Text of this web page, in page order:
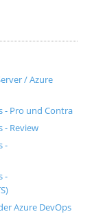
/ Azure
- Pro und Contra
- Review
-
-
Azure DevOps